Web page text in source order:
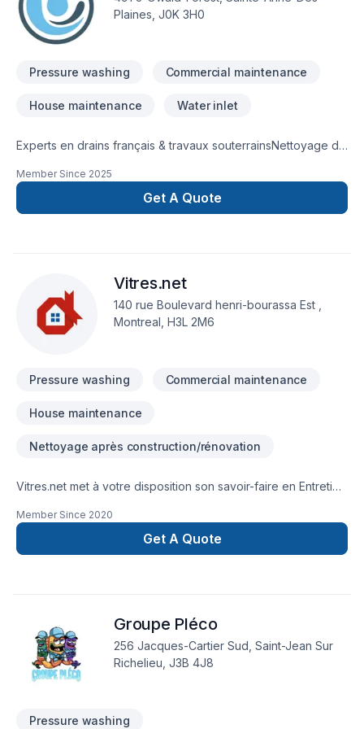
Plaines, J0K 3H0
Pressure washing Commercial maintenance
House maintenance Water inlet
Experts en drains français & travaux souterrainsNettoyage de
FrançaisChemisage/gainage de canalisationAlésage de
Member Since 2025
Get A Quote
Vitres.net
140 rue Boulevard henri-bourassa Est ,
Montreal, H3L 2M6
Pressure washing Commercial maintenance
House maintenance
Nettoyage après construction/rénovation
Vitres.net met à votre disposition son savoir-faire en Entretien
Abitibi-Témiscamingue,Bas St-Laurent,Capitale-
Nationale,Centre du Québec,Chaudière-Appalaches,Côte
Nord,Estrie,Gaspésie–Îles-de-la-
spécifiques et à votre budget. Demandez votre soumission
personnalisée et démarrez votre projet en toute confiance.
Member Since 2020
Get A Quote
Groupe Pléco
256 Jacques-Cartier Sud, Saint-Jean Sur
Richelieu, J3B 4J8
Pressure washing